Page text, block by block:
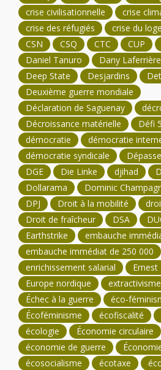
crise civilisationnelle
crise
crise des réfugiés
crise du
CSN
CSQ CTC CUP
Daniel Tanuro
Dany Laferrière
Deep State
Desjardins
Deuxième guerre mondiale
Déclaration de Saguenay
Décroissance matérielle
Défi
démocratie
démocratie
démocratie syndicale
DGE
Die Linke djihad
Dollarama
Dominic
DPJ
Droit à la mobilité
Droit de fraîcheur
DSA
Earthstrike
embauche
embauche immédiat de 250 000
enrichissement salarial
Ernest
Europe nordique
extractivisme
Échec à la guerre
éco-
Écoféminisme
écofiscalité
écologie
Économie circulaire
économie de guerre
écosocialisme
écotaxe